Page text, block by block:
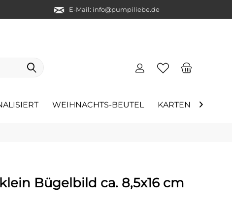
E-Mail: info@pumpiliebe.de
WEIHNACHTS-BEUTEL KARTEN 
Bügelbild ca. 8,5x16 cm